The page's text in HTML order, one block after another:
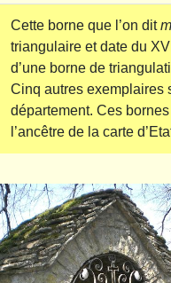
Cette borne que l’on dit
triangulaire et date du
d’une borne de
Cinq autres exemplaires
département. Ces
l’ancêtre de la carte